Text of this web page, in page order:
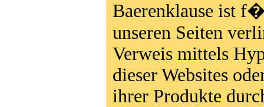
Baerenklause ist
unseren Seiten
Verweis mittels
dieser Websites
ihrer Produkte